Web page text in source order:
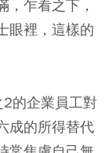
乍看之下，
眼裡，這樣的
的企業員工對
成的所得替代